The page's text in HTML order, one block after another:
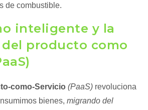
de combustible.
inteligente y la
del producto como
como-Servicio(PaaS) revoluciona
bienes,migrando del